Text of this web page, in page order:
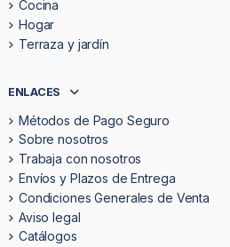
Cocina
Hogar
Terraza y jardín
ENLACES
Métodos de Pago Seguro
Sobre nosotros
Trabaja con nosotros
Envíos y Plazos de Entrega
Condiciones Generales de Venta
Aviso legal
Catálogos